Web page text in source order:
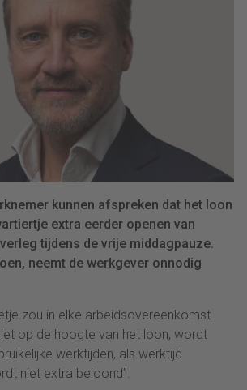
kunnen afspreken dat het loon
extra eerder openen van
tijdens de vrije middagpauze.
neemt de werkgever onnodig
zou in elke arbeidsovereenkomst
op de hoogte van het loon, wordt
werktijden, als werktijd
niet extra beloond”.